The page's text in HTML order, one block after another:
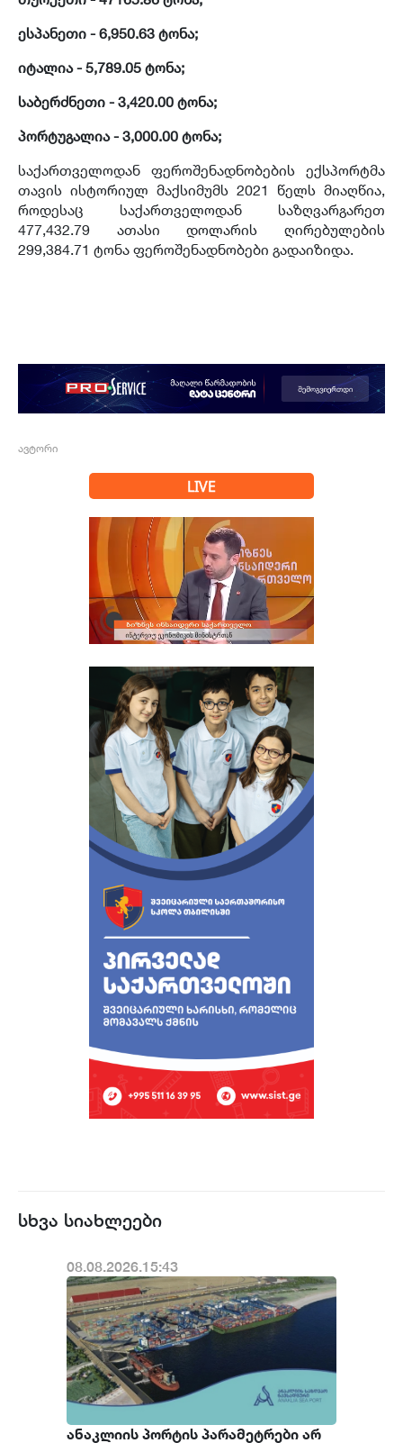
ესპანეთი - 6,950.63 ტონა;
იტალია - 5,789.05 ტონა;
საბერძნეთი - 3,420.00 ტონა;
პორტუგალია - 3,000.00 ტონა;
საქართველოდან ფეროშენადნობების ექსპორტმა
თავის ისტორიულ მაქსიმუმს 2021 წელს მიაღწია,
როდესაც საქართველოდან საზღვარგარეთ
477,432.79 ათასი დოლარის ღირებულების
299,384.71 ტონა ფეროშენადნობები გადაიზიდა.
ავტორი
LIVE
სხვა სიახლეები
08.08.2026.15:43
ანაკლიის პორტის პარამეტრები არ